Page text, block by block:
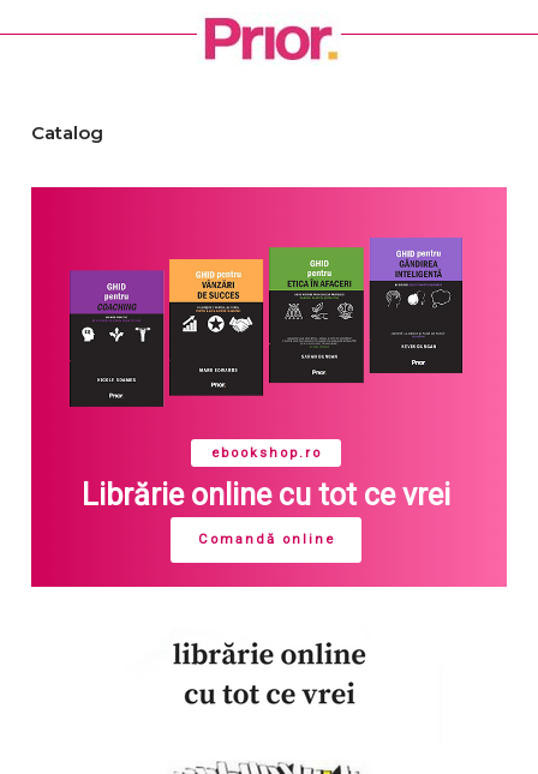
Catalog
ebookshop.ro
Librărie online cu tot ce vrei
Comandă online